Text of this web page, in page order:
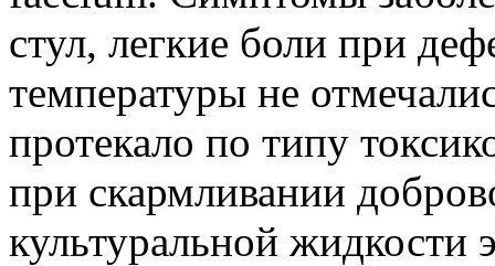
стул, легкие боли при
температуры не
протекало по типу
при скармливании
культуральной жидкости